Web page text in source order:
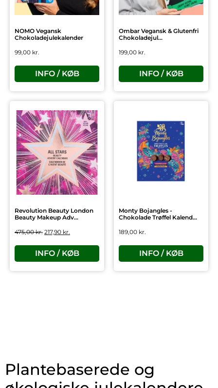
NOMO Vegansk
Chokoladejulekalender
99,00 kr.
INFO / KØB
Ombar Vegansk & Glutenfri
Chokoladejul...
199,00 kr.
INFO / KØB
Revolution Beauty London
Beauty Makeup Adv...
475,00kr. 217,90 kr.
INFO / KØB
Monty Bojangles -
Chokolade Trøffel Kalend...
189,00 kr.
INFO / KØB
Plantebaserede og